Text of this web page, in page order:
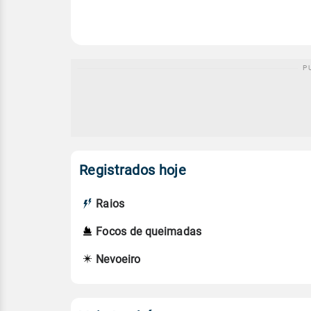
Registrados hoje
Raios
Focos de queimadas
Nevoeiro